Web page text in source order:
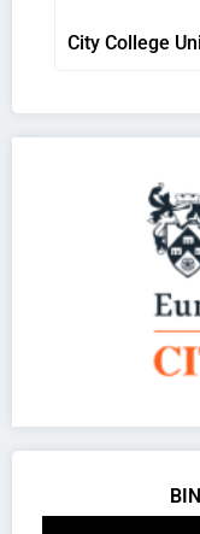
City College